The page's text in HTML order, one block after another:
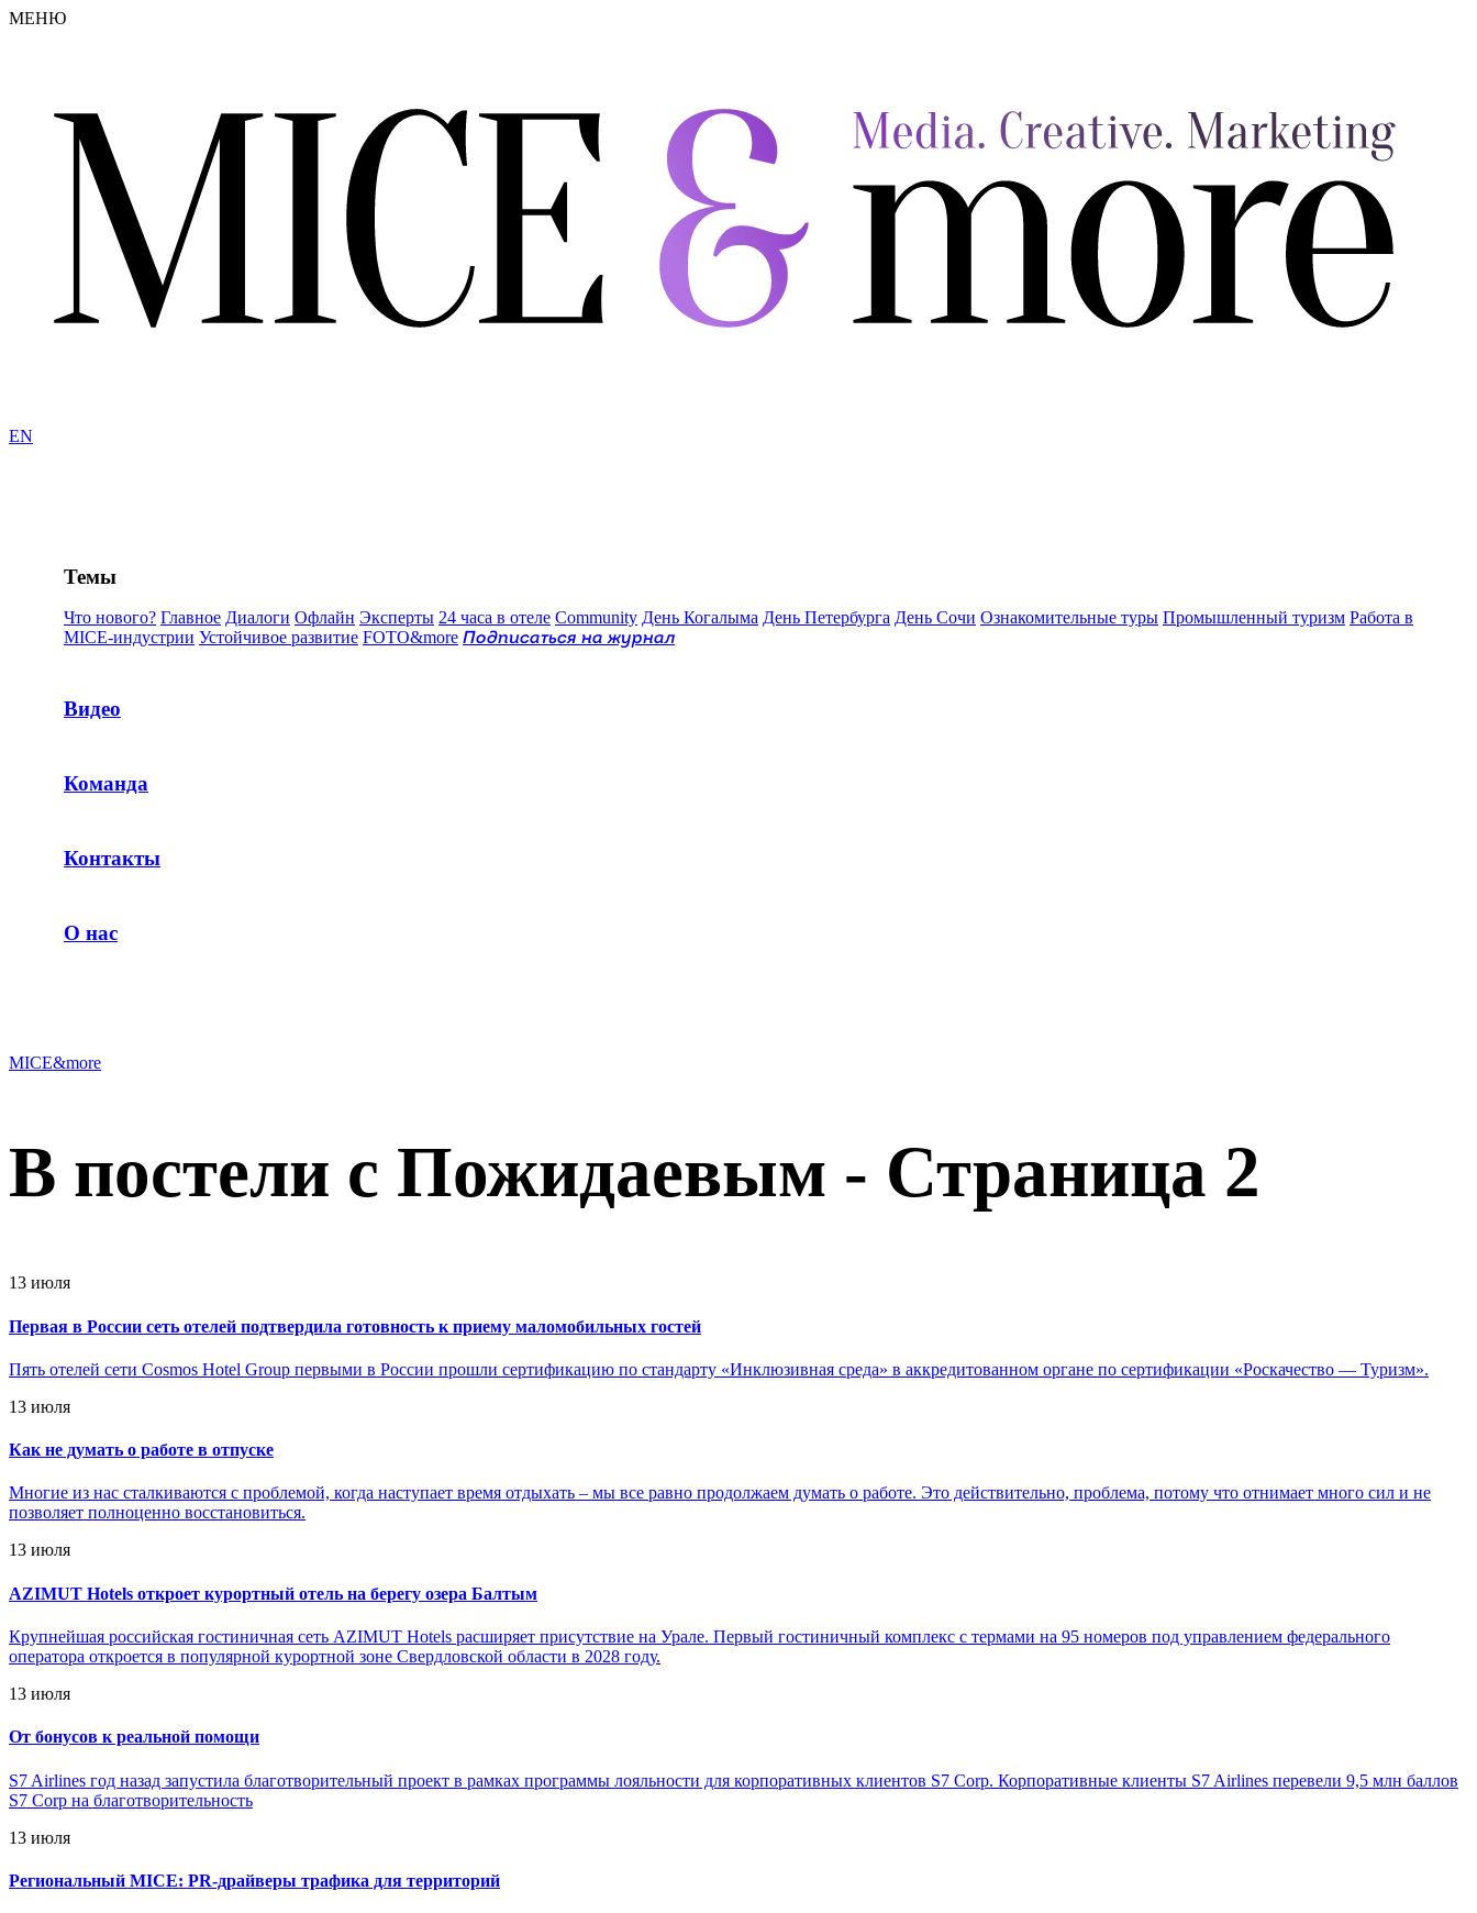
МЕНЮ
EN
Темы
Что нового? Главное Диалоги Офлайн Эксперты 24 часа в отеле Community День Когалыма День Петербурга День Сочи Ознакомительные туры Промышленный туризм Работа в
MICE-индустрии Устойчивое развитие FOTO&more Подписаться на журнал
Видео
Команда
Контакты
О нас
MICE&more
В постели с Пожидаевым - Страница 2
13 июля
Первая в России сеть отелей подтвердила готовность к приему маломобильных гостей
Пять отелей сети Cosmos Hotel Group первыми в России прошли сертификацию по стандарту «Инклюзивная среда» в аккредитованном органе по сертификации «Роскачество — Туризм».
13 июля
Как не думать о работе в отпуске
Многие из нас сталкиваются с проблемой, когда наступает время отдыхать – мы все равно продолжаем думать о работе. Это действительно, проблема, потому что отнимает много сил и не
позволяет полноценно восстановиться.
13 июля
AZIMUT Hotels откроет курортный отель на берегу озера Балтым
Крупнейшая российская гостиничная сеть AZIMUT Hotels расширяет присутствие на Урале. Первый гостиничный комплекс с термами на 95 номеров под управлением федерального
оператора откроется в популярной курортной зоне Свердловской области в 2028 году.
13 июля
От бонусов к реальной помощи
S7 Airlines год назад запустила благотворительный проект в рамках программы лояльности для корпоративных клиентов S7 Corp. Корпоративные клиенты S7 Airlines перевели 9,5 млн баллов
S7 Corp на благотворительность
13 июля
Региональный MICE: PR-драйверы трафика для территорий